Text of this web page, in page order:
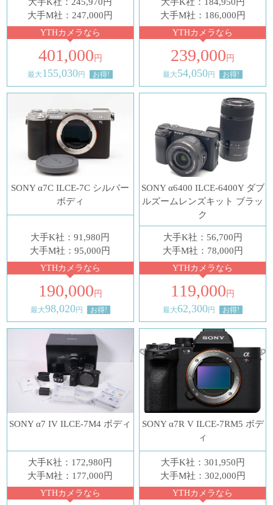
大手M社：247,000円
YTHカメラなら
401,000 円
最大 155,030円 お得!
大手M社：186,000円
YTHカメラなら
239,000 円
最大54,050円 お得!
SONY α7C ILCE-7C シルバー
ボディ
大手K社：91,980円
大手M社：95,000円
YTHカメラなら
190,000 円
最大98,020円 お得!
SONY α6400 ILCE-6400Y ダブ
ルズームレンズキット ブラッ
ク
大手K社：56,700円
大手M社：78,000円
YTHカメラなら
119,000 円
最大62,300円 お得!
SONY α7 IV ILCE-7M4 ボディ
大手K社：172,980円
大手M社：177,000円
YTHカメラなら
SONY α7R V ILCE-7RM5 ボデ
ィ
大手K社：301,950円
大手M社：302,000円
YTHカメラなら